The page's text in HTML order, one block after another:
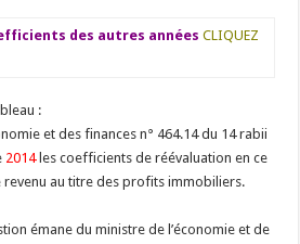
des autres années CLIQUEZ
:
et des finances n° 464.14 du 14 rabii
2014 les coefficients de réévaluation en ce
revenu au titre des profits immobiliers.
émane du ministre de l’économie et de